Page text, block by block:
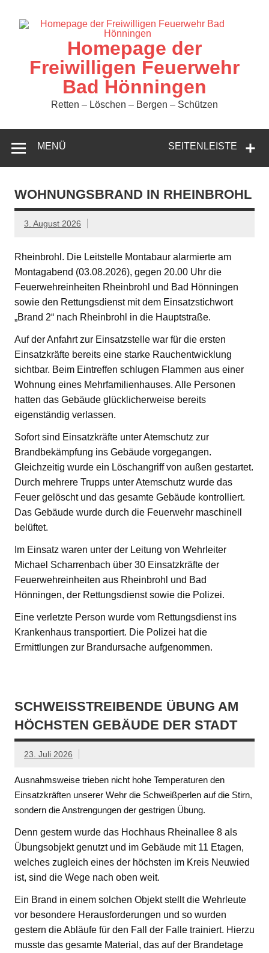
springen
Homepage der
Freiwilligen Feuerwehr
Bad Hönningen
Retten – Löschen – Bergen – Schützen
SEITENLEISTE
MENÜ
WOHNUNGSBRAND IN RHEINBROHL
3. August 2026
Rheinbrohl. Die Leitstelle Montabaur alarmierte am
Montagabend (03.08.2026), gegen 20.00 Uhr die
Feuerwehreinheiten Rheinbrohl und Bad Hönningen
sowie den Rettungsdienst mit dem Einsatzstichwort
„Brand 2“ nach Rheinbrohl in die Hauptstraße.
Auf der Anfahrt zur Einsatzstelle war für die ersten
Einsatzkräfte bereits eine starke Rauchentwicklung
sichtbar. Beim Eintreffen schlugen Flammen aus einer
Wohnung eines Mehrfamilienhauses. Alle Personen
hatten das Gebäude glücklicherweise bereits
eigenständig verlassen.
Sofort sind Einsatzkräfte unter Atemschutz zur
Brandbekämpfung ins Gebäude vorgegangen.
Gleichzeitig wurde ein Löschangriff von außen gestartet.
Durch mehrere Trupps unter Atemschutz wurde das
Feuer gelöscht und das gesamte Gebäude kontrolliert.
Das Gebäude wurde durch die Feuerwehr maschinell
belüftet.
Im Einsatz waren unter der Leitung von Wehrleiter
Michael Scharrenbach über 30 Einsatzkräfte der
Feuerwehreinheiten aus Rheinbrohl und Bad
Hönningen, der Rettungsdienst sowie die Polizei.
Eine verletzte Person wurde vom Rettungsdienst ins
Krankenhaus transportiert. Die Polizei hat die
Ermittlungen zur Brandursache aufgenommen.
SCHWEISSTREIBENDE ÜBUNG AM H
ÖCHSTEN GEBÄUDE DER STADT
23. Juli 2026
Ausnahmsweise trieben nicht hohe Temperaturen den
Einsatzkräften unserer Wehr die Schweißperlen auf die Stirn,
sondern die Anstrengungen der gestrigen Übung.
Denn gestern wurde das Hochhaus Rheinallee 8 als
Übungsobjekt genutzt und im Gebäude mit 11 Etagen,
welches zugleich eines der höchsten im Kreis Neuwied
ist, sind die Wege nach oben weit.
Ein Brand in einem solchen Objekt stellt die Wehrleute
vor besondere Herausforderungen und so wurden
gestern die Abläufe für den Fall der Falle trainiert. Hierzu
musste das gesamte Material, das auf der Brandetage